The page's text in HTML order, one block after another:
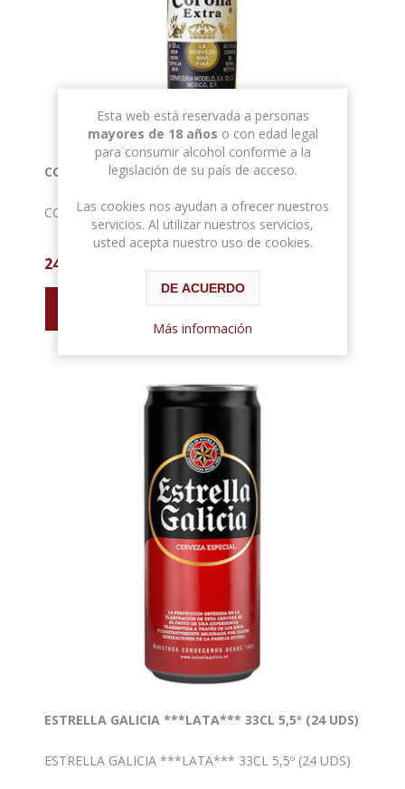
CORONA BOTELLA 33CL 4,5º (24 UDS)
CORONA BOTELLA 33CL 4,5º (24 UDS)
24,07 € con IVA
ESTRELLA GALICIA ***LATA*** 33CL 5,5º (24 UDS)
ESTRELLA GALICIA ***LATA*** 33CL 5,5º (24 UDS)
Esta web está reservada a personas
mayores de 18 años o con edad legal
para consumir alcohol conforme a la
legislación de su país de acceso.
Las cookies nos ayudan a ofrecer nuestros
servicios. Al utilizar nuestros servicios,
usted acepta nuestro uso de cookies.
DE ACUERDO
Más información